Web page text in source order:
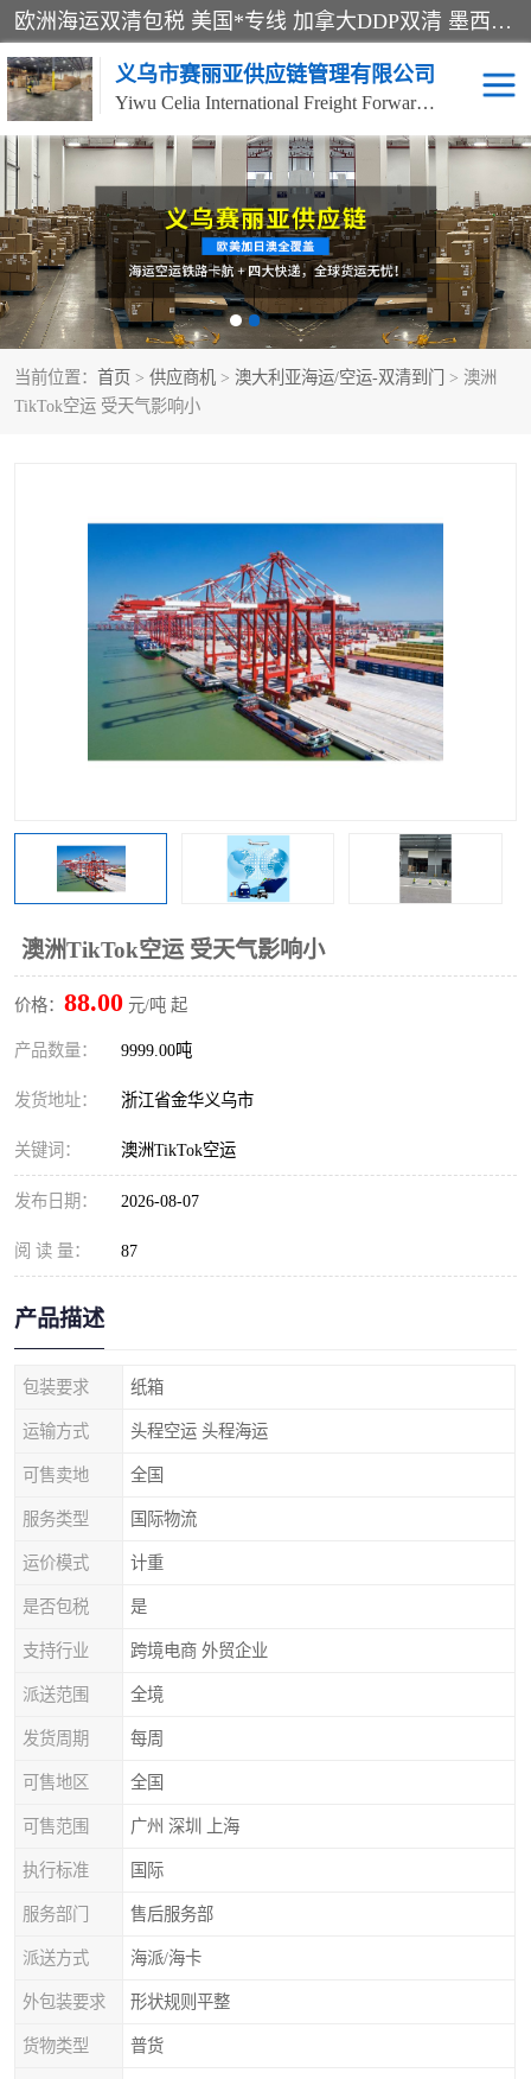
欧洲海运双清包税 美国*专线 加拿大DDP双清 墨西哥跨境空运 澳大利亚专线物流 跨境电商物流服务 国际快递到门服务 海运*渠道 一站式跨境物流解决方案 TikTok/SHEIN专线 电商平台FBA头程运输 国际铁路运输欧洲 UPS/DDHL/联邦快递跨境 美国双清到门物流 跨境*运输
义乌市赛丽亚供应链管理有限公司
Yiwu Celia International Freight Forwarding Co., Ltd
当前位置： 首页 > 供应商机 > 澳大利亚海运/空运-双清到门
> 澳洲
TikTok空运 受天气影响小
澳洲TikTok空运 受天气影响小
价格： 88.00 元/吨 起
产品数量： 9999.00吨
发货地址： 浙江省金华义乌市
关键词： 澳洲TikTok空运
发布日期： 2026-08-07
阅 读 量： 87
产品描述
包装要求 纸箱
运输方式 头程空运 头程海运
可售卖地 全国
服务类型 国际物流
运价模式 计重
是否包税 是
支持行业 跨境电商 外贸企业
派送范围 全境
发货周期 每周
可售地区 全国
可售范围 广州 深圳 上海
执行标准 国际
服务部门 售后服务部
派送方式 海派/海卡
外包装要求 形状规则平整
货物类型 普货
美森快船 欧洲卡航
加拿大海运/空运-双清到
门
澳大利亚海运/空运-双清
到门
墨西哥海运/空运-双清到
门